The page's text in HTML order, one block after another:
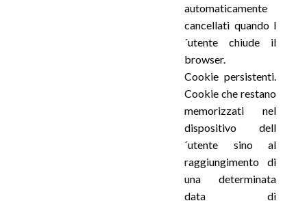
automaticamente
cancellati quando l
´utente chiude il
browser.
Cookie persistenti.
Cookie che restano
memorizzati nel
dispositivo dell
´utente sino al
raggiungimento di
una determinata
data di